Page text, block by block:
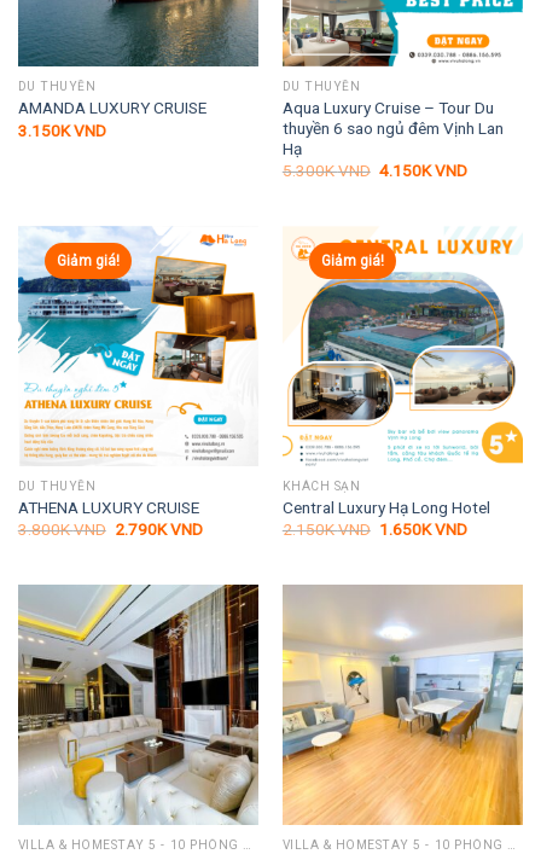
DU THUYỀN
AMANDA LUXURY CRUISE
3.150KVND
DU THUYỀN
Aqua Luxury Cruise – Tour Du
thuyền 6 sao ngủ đêm Vịnh Lan
Hạ
5.300KVND Giá
4.150KVNDGiá
Giảm giá!
DU THUYỀN
ATHENA LUXURY CRUISE
3.800KVND Giá
2.790KVNDGiá
2.790K VND.
Giảm giá!
KHÁCH SẠN
Central Luxury Hạ Long Hotel
2.150KVND Giá
1.650KVNDGiá
1.650K